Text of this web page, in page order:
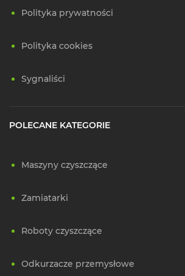
Polityka prywatności
Polityka cookies
Sygnaliści
POLECANE KATEGORIE
Maszyny czyszczące
Zamiatarki
Roboty czyszczące
Odkurzacze przemysłowe